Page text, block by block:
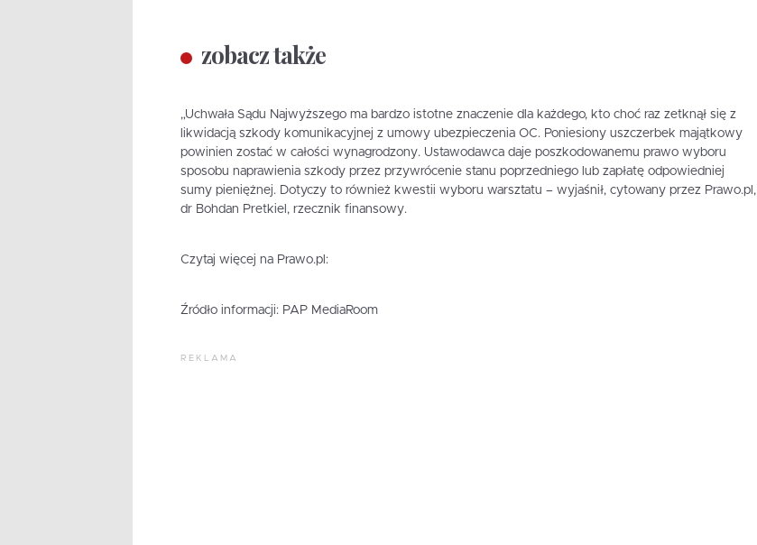
zobacz także
„Uchwała Sądu Najwyższego ma bardzo istotne znaczenie dla każdego, kto choć raz zetknął się z
likwidacją szkody komunikacyjnej z umowy ubezpieczenia OC. Poniesiony uszczerbek majątkowy
powinien zostać w całości wynagrodzony. Ustawodawca daje poszkodowanemu prawo wyboru
sposobu naprawienia szkody przez przywrócenie stanu poprzedniego lub zapłatę odpowiedniej
sumy pieniężnej. Dotyczy to również kwestii wyboru warsztatu – wyjaśnił, cytowany przez Prawo.pl,
dr Bohdan Pretkiel, rzecznik finansowy.
Czytaj więcej na Prawo.pl:
Źródło informacji: PAP MediaRoom
REKLAMA